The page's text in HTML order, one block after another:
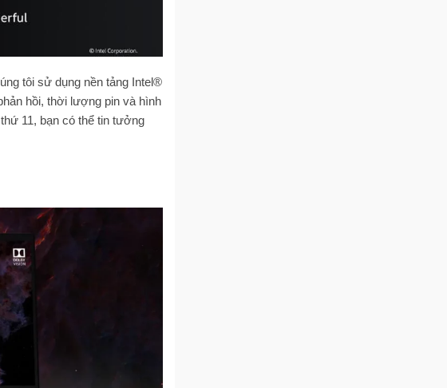
tôi sử dụng nền tảng Intel®
hồi, thời lượng pin và hình
11, bạn có thể tin tưởng